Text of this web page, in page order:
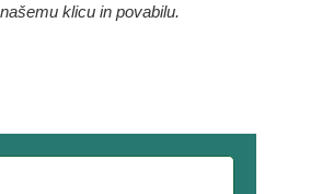
klicu in povabilu.